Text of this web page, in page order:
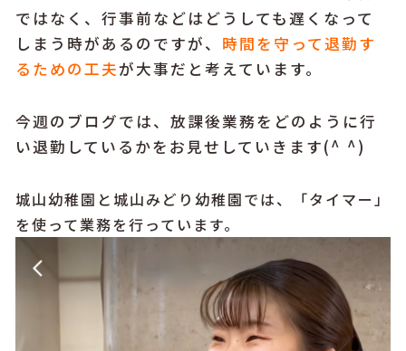
ではなく、行事前などはどうしても遅くなって
しまう時があるのですが、 時間を守って退勤す
るための工夫が大事だと考えています。
今週のブログでは、放課後業務をどのように行
い退勤しているかをお見せしていきます(^ ^)
城山幼稚園と城山みどり幼稚園では、「タイマー」
を使って業務を行っています。